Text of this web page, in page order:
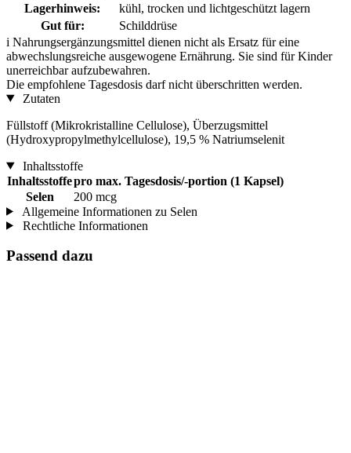
Lagerhinweis:
kühl, trocken und lichtgeschützt lagern
Gut für:
Schilddrüse
i Nahrungsergänzungsmittel dienen nicht als Ersatz für eine
abwechslungsreiche ausgewogene Ernährung. Sie sind für Kinder
unerreichbar aufzubewahren.
Die empfohlene Tagesdosis darf nicht überschritten werden.
Zutaten
Füllstoff (Mikrokristalline Cellulose), Überzugsmittel
(Hydroxypropylmethylcellulose), 19,5 % Natriumselenit
Inhaltsstoffe
Inhaltsstoffepro max. Tagesdosis/-portion (1 Kapsel)
Selen
200 mcg
Allgemeine Informationen zu Selen
Rechtliche Informationen
Passend dazu